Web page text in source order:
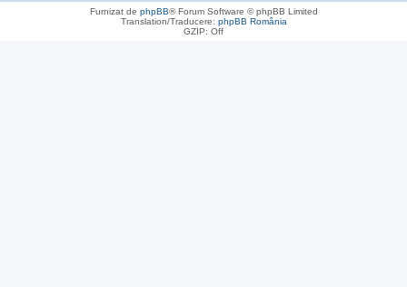
Furnizat de phpBB® Forum Software © phpBB Limited
Translation/Traducere: phpBB România
GZIP: Off